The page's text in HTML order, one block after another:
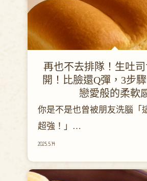
再也不去排隊！生吐
開！比臉還Q彈，3步
戀愛般的柔軟
你是不是也曾被朋友洗腦「
超強！」
但吃了之後心裡只浮現一個
🤔
2025.5.14